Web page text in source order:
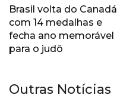
Brasil volta do Canadá
com 14 medalhas e
fecha ano memorável
para o judô
Outras Notícias